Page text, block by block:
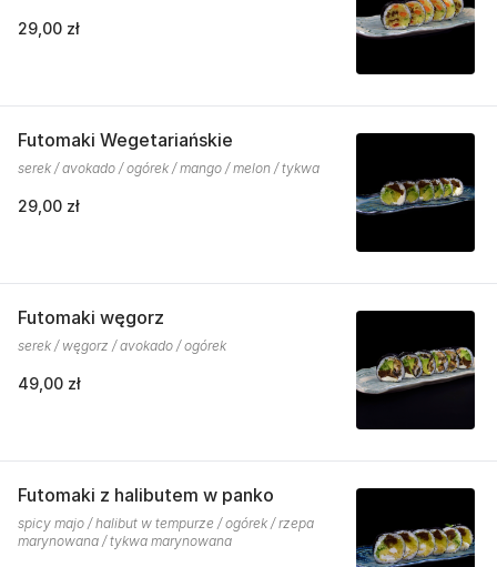
29,00 zł
Futomaki Wegetariańskie
serek / avokado / ogórek / mango / melon / tykwa
29,00 zł
Futomaki węgorz
serek / węgorz / avokado / ogórek
49,00 zł
Futomaki z halibutem w panko
spicy majo / halibut w tempurze / ogórek / rzepa
marynowana / tykwa marynowana